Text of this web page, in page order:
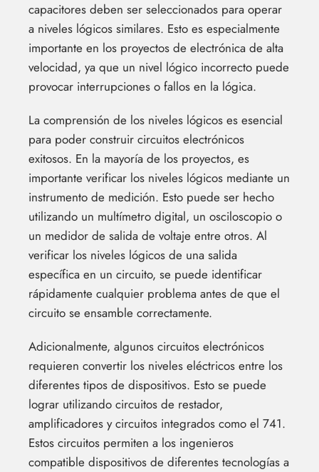
capacitores deben ser seleccionados para operar
a niveles lógicos similares. Esto es especialmente
importante en los proyectos de electrónica de alta
velocidad, ya que un nivel lógico incorrecto puede
provocar interrupciones o fallos en la lógica.
La comprensión de los niveles lógicos es esencial
para poder construir circuitos electrónicos
exitosos. En la mayoría de los proyectos, es
importante verificar los niveles lógicos mediante un
instrumento de medición. Esto puede ser hecho
utilizando un multímetro digital, un osciloscopio o
un medidor de salida de voltaje entre otros. Al
verificar los niveles lógicos de una salida
específica en un circuito, se puede identificar
rápidamente cualquier problema antes de que el
circuito se ensamble correctamente.
Adicionalmente, algunos circuitos electrónicos
requieren convertir los niveles eléctricos entre los
diferentes tipos de dispositivos. Esto se puede
lograr utilizando circuitos de restador,
amplificadores y circuitos integrados como el 741.
Estos circuitos permiten a los ingenieros
compatible dispositivos de diferentes tecnologías a